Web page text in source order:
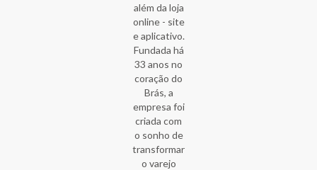
além da loja
online - site
e aplicativo.
Fundada há
33 anos no
coração do
Brás, a
empresa foi
criada com
o sonho de
transformar
o varejo